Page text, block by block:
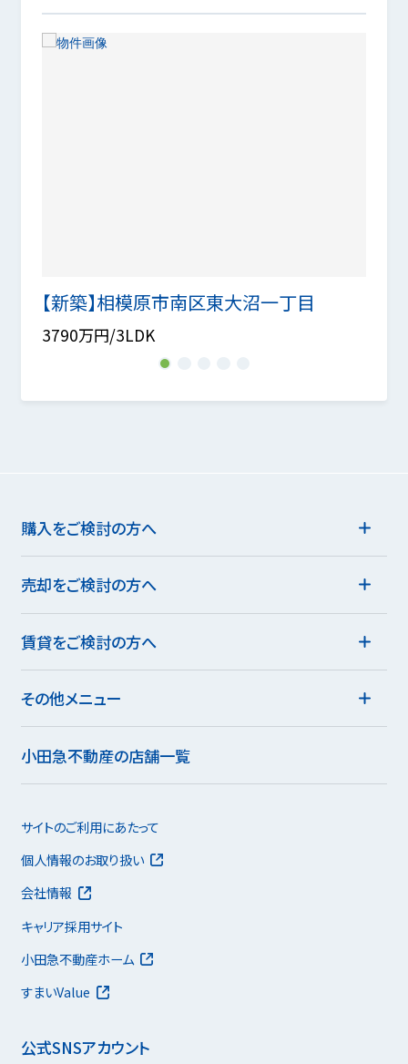
【新築】相模原市南区東大沼一丁目
3790万円/3LDK
1
購入をご検討の方へ
売却をご検討の方へ
賃貸をご検討の方へ
その他メニュー
小田急不動産の店舗一覧
公式SNSアカウント
サイトのご利用にあたって
個人情報のお取り扱い
会社情報
キャリア採用サイト
小田急不動産ホーム
すまいValue